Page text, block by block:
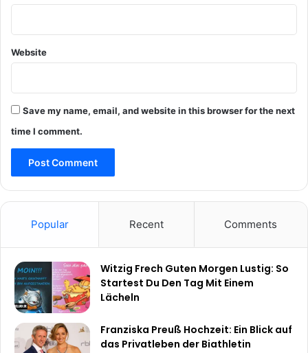
Website
Save my name, email, and website in this browser for the next
time I comment.
Popular Recent Comments
Witzig Frech Guten Morgen Lustig: So
Startest Du Den Tag Mit Einem
Lächeln
Franziska Preuß Hochzeit: Ein Blick auf
das Privatleben der Biathletin